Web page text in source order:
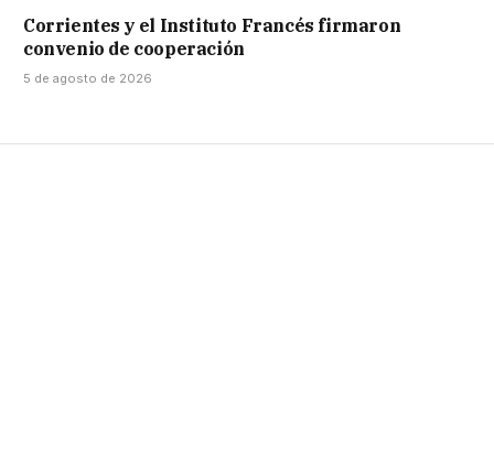
Corrientes y el Instituto Francés firmaron
convenio de cooperación
5 de agosto de 2026